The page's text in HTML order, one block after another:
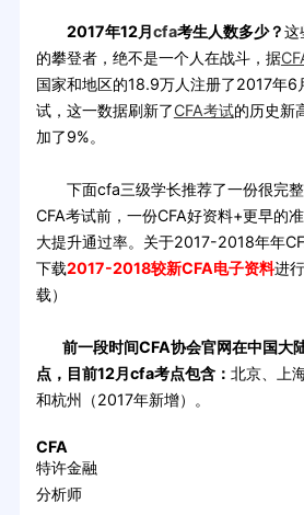
2017年12月cfa考生人数多少？这
的攀登者，绝不是一个人在战斗，据
国家和地区的18.9万人注册了2017年6
试，这一数据刷新了CFA考试的历史新
加了9%。
下面cfa三级学长推荐了一份很完整
CFA考试前，一份CFA好资料+更早的
大提升通过率。关于2017-2018年年
下载2017-2018较新CFA电子资料进
载）
前一段时间CFA协会官网在中国大
点，目前12月cfa考点包含： 北京、上
和杭州（2017年新增）。
CFA
特许金融
分析师